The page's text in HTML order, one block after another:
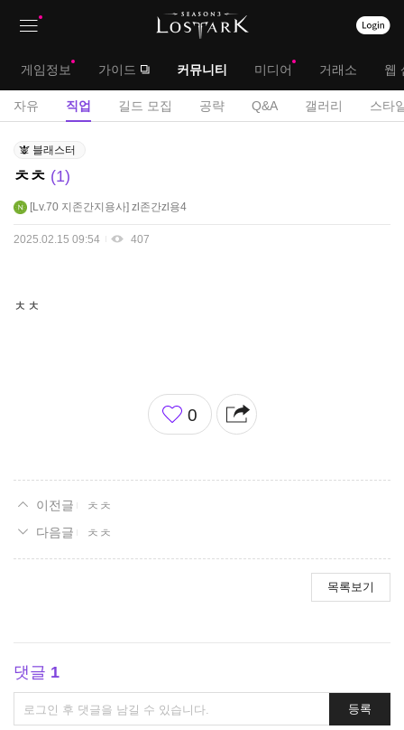
대
메
게임정보 가이드 커뮤니티 미디어 거래소 웹
서
자유 직업 길드 모집 공략 Q&A 갤러리 스타
직
업
시
블래스터
ㅊㅊ 1
Lv.70 지존간지용사 zl존간zl용4
2025.02.15 09:54 407
ㅊㅊ
좋
아
0
ㅊㅊ
ㅊㅊ
목록보기
댓글 1
댓
글
등록